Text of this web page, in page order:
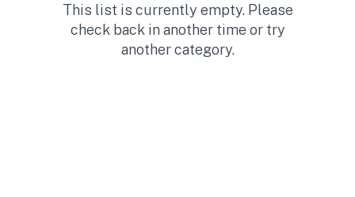
This list is currently empty. Please
check back in another time or try
another category.